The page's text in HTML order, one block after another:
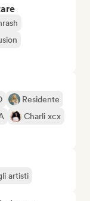
Residente
Charli xcx
artisti